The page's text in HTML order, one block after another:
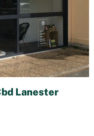
Lanester